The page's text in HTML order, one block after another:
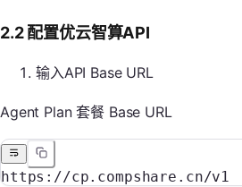
2.2 配置优云智算API
输入API Base URL
Agent Plan 套餐 Base URL
https://cp.compshare.cn/v1